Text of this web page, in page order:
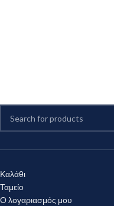
Καλάθι
Ταμείο
Ο λογαριασμός μου